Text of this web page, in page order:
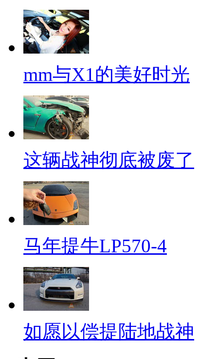
mm与X1的美好时光
这辆战神彻底被废了
马年提牛LP570-4
如愿以偿提陆地战神